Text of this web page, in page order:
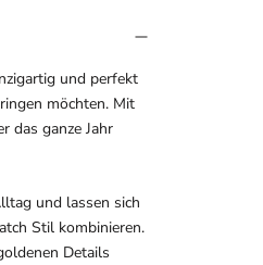
und perfekt
möchten. Mit
das ganze Jahr
und lassen sich
Stil kombinieren.
Details